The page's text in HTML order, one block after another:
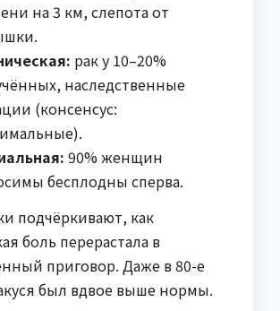
на 3 км, слепота от
рак у 10–20%
наследственные
(консенсус:
90% женщин
бесплодны сперва.
подчёркивают, как
боль перерастала в
приговор. Даже в 80-е
был вдвое выше нормы.